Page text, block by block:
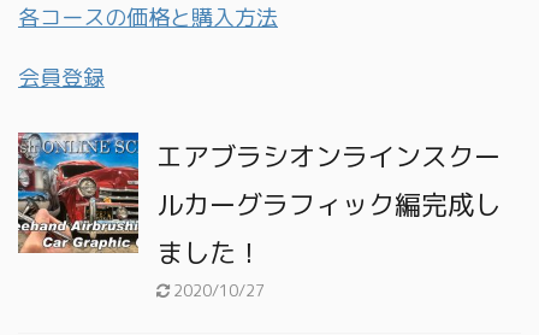
各コースの価格と購入方法
会員登録
エアブラシオンラインスクー
ルカーグラフィック編完成し
ました！
2020/10/27